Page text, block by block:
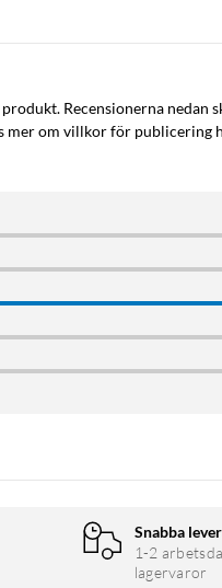
– och lika enkelt ta ner
Recensionerna nedan
mer om villkor för publicering
Snabba
1-2
lagervaror